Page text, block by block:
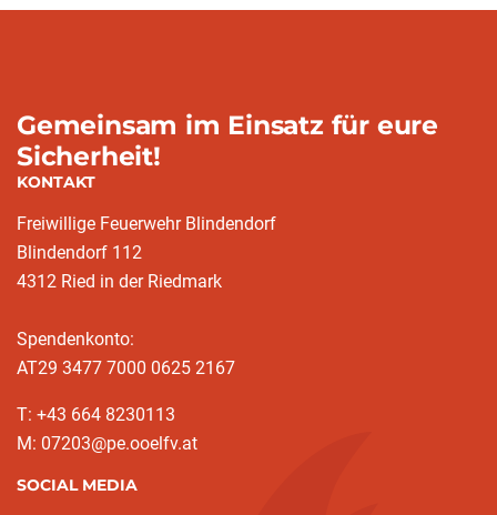
Gemeinsam im Einsatz für eure
Sicherheit!
KONTAKT
Freiwillige Feuerwehr Blindendorf
Blindendorf 112
4312 Ried in der Riedmark
Spendenkonto:
AT29 3477 7000 0625 2167
T: +43 664 8230113
M: 07203@pe.ooelfv.at
SOCIAL MEDIA